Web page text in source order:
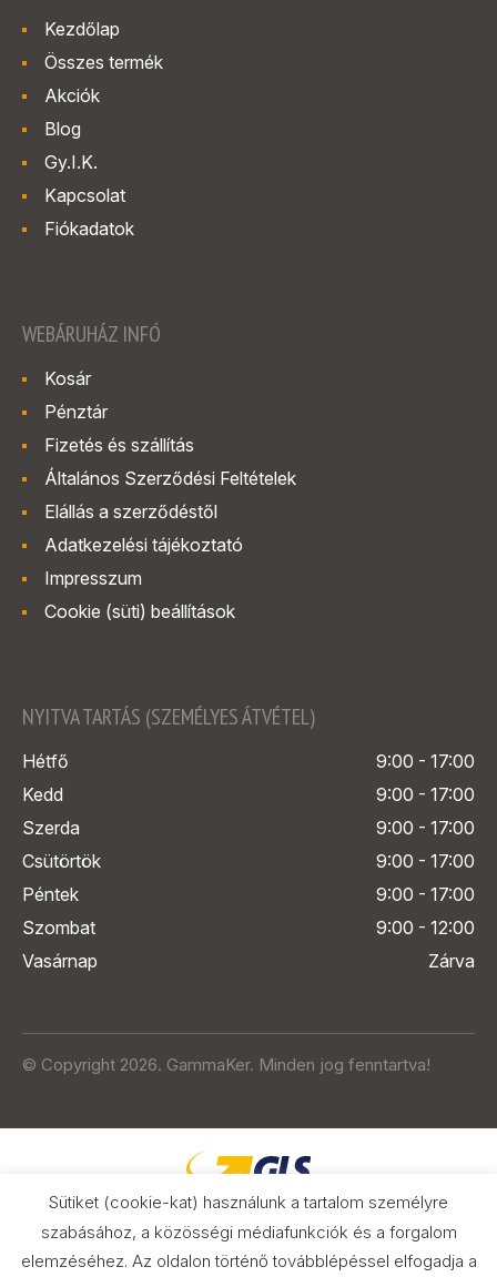
Kezdőlap
Összes termék
Akciók
Blog
Gy.I.K.
Kapcsolat
Fiókadatok
WEBÁRUHÁZ INFÓ
Kosár
Pénztár
Fizetés és szállítás
Általános Szerződési Feltételek
Elállás a szerződéstől
Adatkezelési tájékoztató
Impresszum
Cookie (süti) beállítások
NYITVA TARTÁS (SZEMÉLYES ÁTVÉTEL)
Hétfő
9:00 - 17:00
Kedd
9:00 - 17:00
Szerda
9:00 - 17:00
Csütörtök
9:00 - 17:00
Péntek
9:00 - 17:00
Szombat
9:00 - 12:00
Vasárnap
Zárva
© Copyright 2026. GammaKer. Minden jog fenntartva!
Árak és paraméterek összehasonlítása
Sütiket (cookie-kat) használunk a tartalom személyre
szabásához, a közösségi médiafunkciók és a forgalom
elemzéséhez. Az oldalon történő továbblépéssel elfogadja a